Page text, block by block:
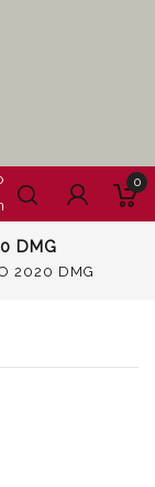
0
DMG
2020 DMG